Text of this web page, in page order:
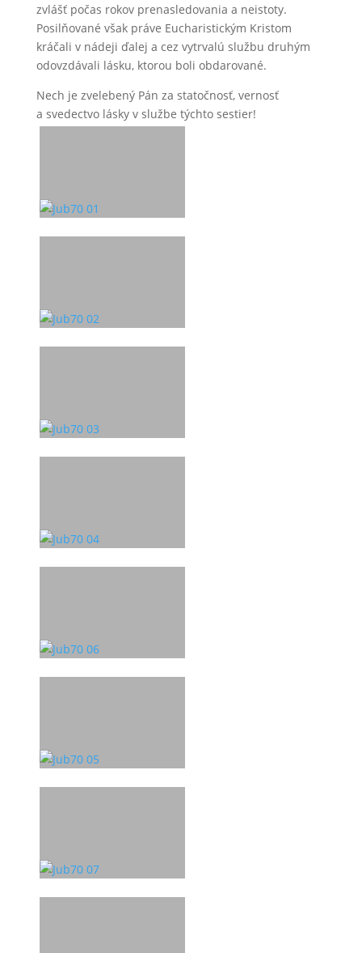
zvlášť počas rokov prenasledovania a neistoty.
Posilňované však práve Eucharistickým Kristom
kráčali v nádeji ďalej a cez vytrvalú službu druhým
odovzdávali lásku, ktorou boli obdarované.
Nech je zvelebený Pán za statočnosť, vernosť
a svedectvo lásky v službe týchto sestier!